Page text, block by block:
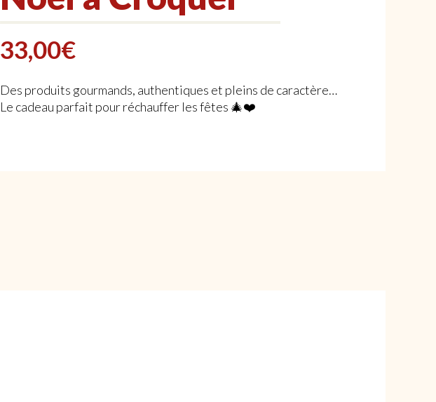
33,00€
Des produits gourmands, authentiques et pleins de caractère…
Le cadeau parfait pour réchauffer les fêtes 🎄❤️